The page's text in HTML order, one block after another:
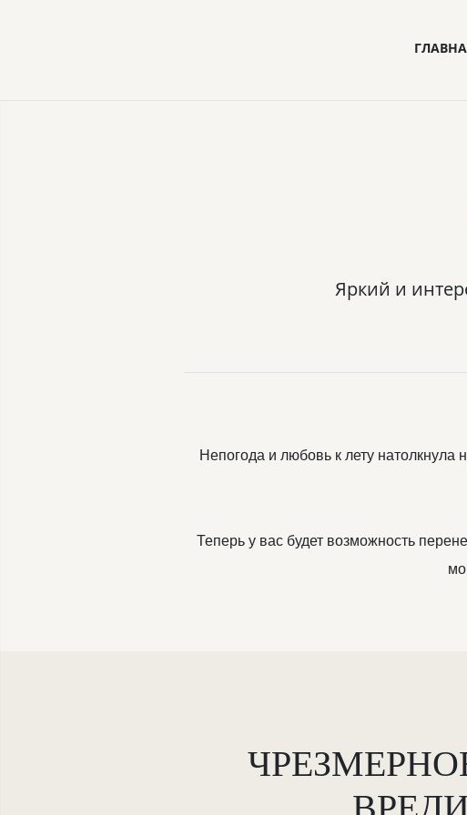
Яркий и
Непогода и любовь к лету натолкнула
Теперь у вас будет возможность